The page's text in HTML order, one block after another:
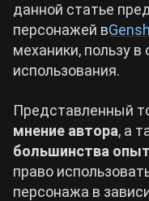
Wuthering Waves
Roblox
Hogwarts Legacy
Cyberpunk 2077
данной статье
персонажей в
механики, пользу
использования.
Представленный
мнение автора, а
большинства
право
персонажа в